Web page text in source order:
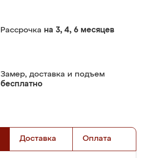
Рассрочка на 3, 4, 6 месяцев
Замер, доставка и подъем
бесплатно
Доставка Оплата